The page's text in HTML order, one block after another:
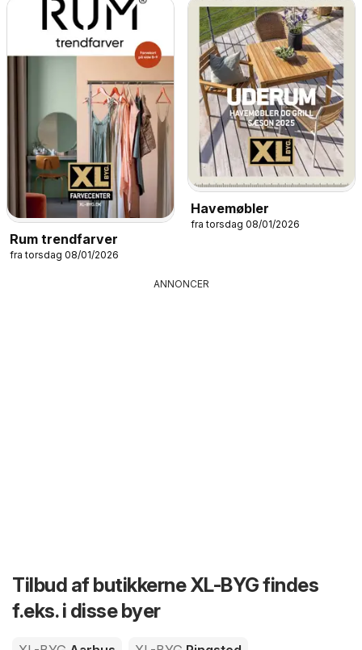
Rum trendfarver
fra torsdag 08/01/2026
Havemøbler
fra torsdag 08/01/2026
ANNONCER
Tilbud af butikkerne XL-BYG findes
f.eks. i disse byer